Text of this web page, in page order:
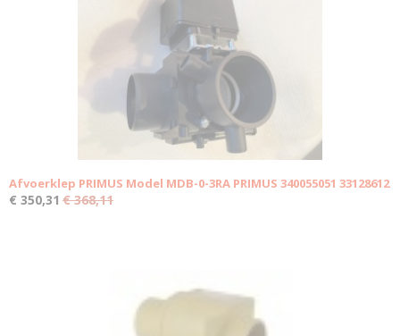
Afvoerklep PRIMUS Model MDB-0-3RA PRIMUS 340055051 33128612
€ 350,31 € 368,11